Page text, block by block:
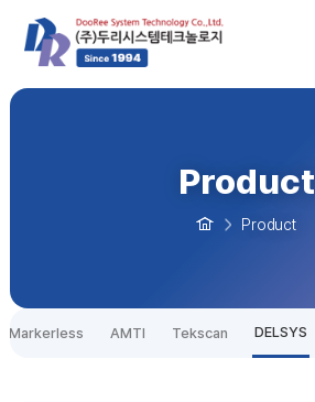
Product
Product
Markerless AMTI Tekscan DELSYS